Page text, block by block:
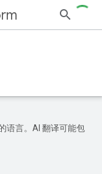
语言。AI 翻译可能包